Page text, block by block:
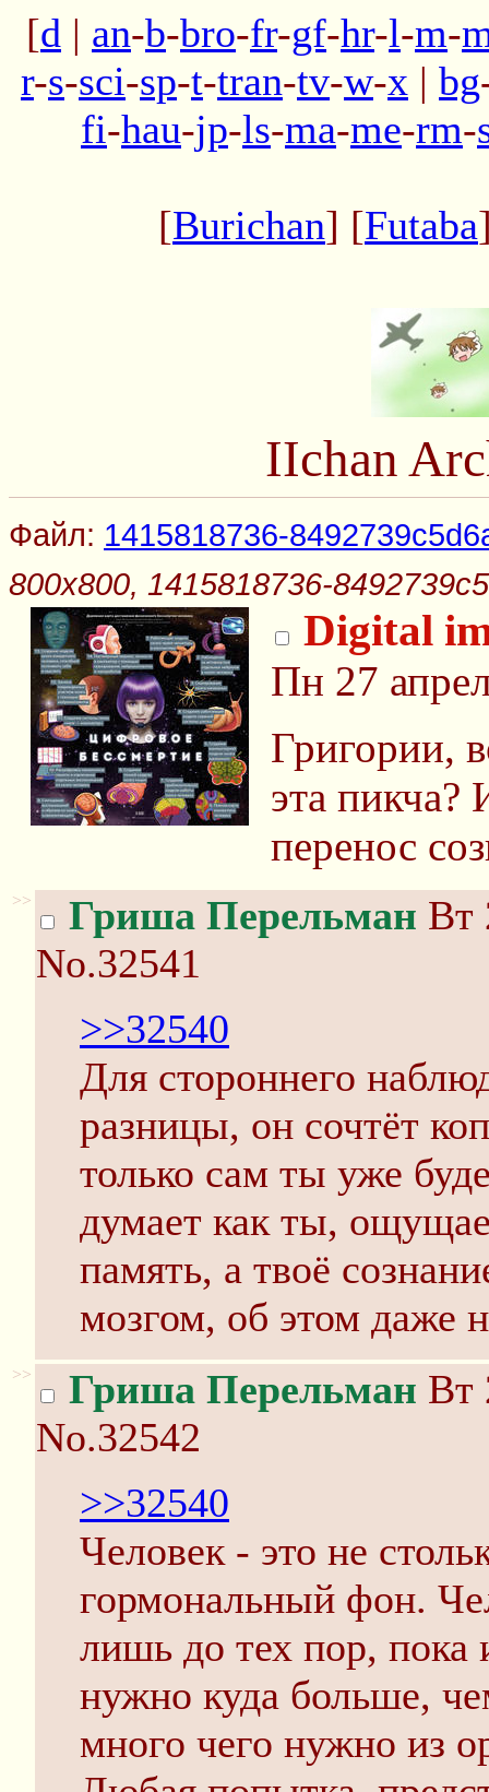
[d | an-b-bro-fr-gf-hr-l-m-
r-s-sci-sp-t-tran-tv-w-x | bg
fi-hau-jp-ls-ma-me-rm-
[Burichan] [Futaba
IIchan
Файл: 1415818736-
800x800, 1415818736-
Digital
Пн 27
Григории,
эта
перенос
>> Гриша Перельман Вт
No.32541
>>32540
Для стороннего
разницы, он сочтёт
только сам ты уже
думает как ты,
память, а твоё
мозгом, об этом даже
>> Гриша Перельман Вт
No.32542
>>32540
Человек - это не
гормональный фон.
лишь до тех пор, пока
нужно куда больше,
много чего нужно из